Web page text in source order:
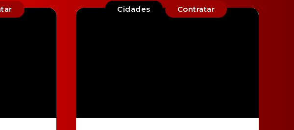
Cidades Contratar